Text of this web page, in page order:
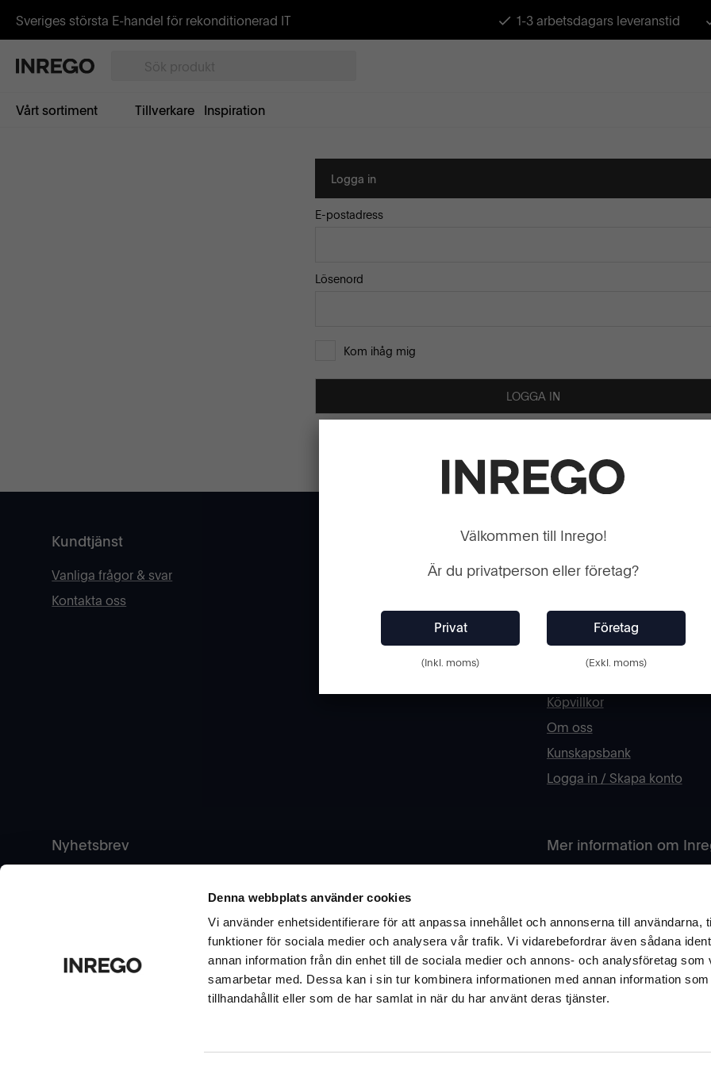
Denna webbplats använder cookies
Vi använder enhetsidentifierare för att anpassa innehållet och annonserna till användarna,
funktioner för sociala medier och analysera vår trafik. Vi vidarebefordrar även sådana
annan information från din enhet till de sociala medier och annons- och analysföretag som
samarbetar med. Dessa kan i sin tur kombinera informationen med annan information
tillhandahållit eller som de har samlat in när du har använt deras tjänster.
Sveriges största E-handel för rekonditionerad IT 1-3 arbetsdagars leveranstid
Vårt sortiment Tillverkare Inspiration
Logga in
E-postadress
Lösenord
Kom ihåg mig
Kundtjänst
Vanliga frågor & svar
Kontakta oss
Webshop
Kundtjänst
Kontaktformulär
Ångra köp
Köpvillkor
Om oss
Kunskapsbank
Logga in / Skapa konto
Nyhetsbrev
Ok
Mer information om
Läs mer om vårt arbete och
Besök vår infosite här
Välkommen till Inrego!
Är du privatperson eller företag?
(Inkl. moms) (Exkl. moms)